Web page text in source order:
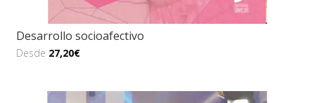
Desarrollo socioafectivo
Desde 27,20€